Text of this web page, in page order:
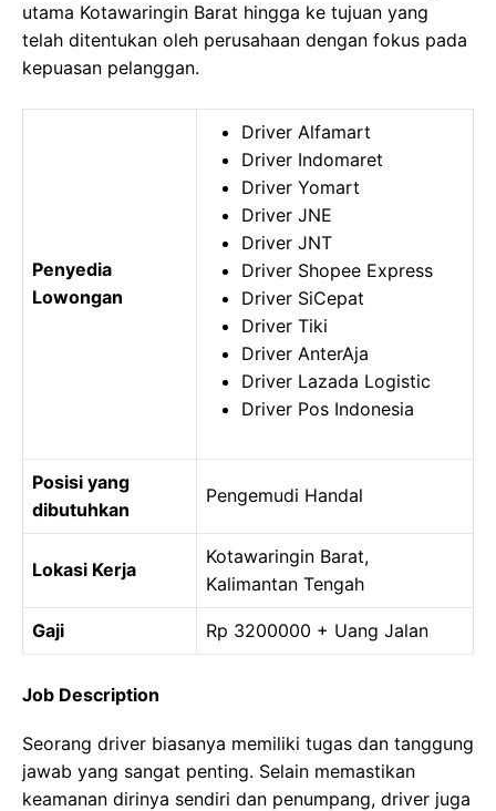
utama Kotawaringin Barat hingga ke tujuan yang
telah ditentukan oleh perusahaan dengan fokus pada
kepuasan pelanggan.
Penyedia
Lowongan
Driver Alfamart
Driver Indomaret
Driver Yomart
Driver JNE
Driver JNT
Driver Shopee Express
Driver SiCepat
Driver Tiki
Driver AnterAja
Driver Lazada Logistic
Driver Pos Indonesia
Posisi yang
dibutuhkan
Pengemudi Handal
Lokasi Kerja
Kotawaringin Barat,
Kalimantan Tengah
Gaji Rp 3200000 + Uang Jalan
Job Description
Seorang driver biasanya memiliki tugas dan tanggung
jawab yang sangat penting. Selain memastikan
keamanan dirinya sendiri dan penumpang, driver juga